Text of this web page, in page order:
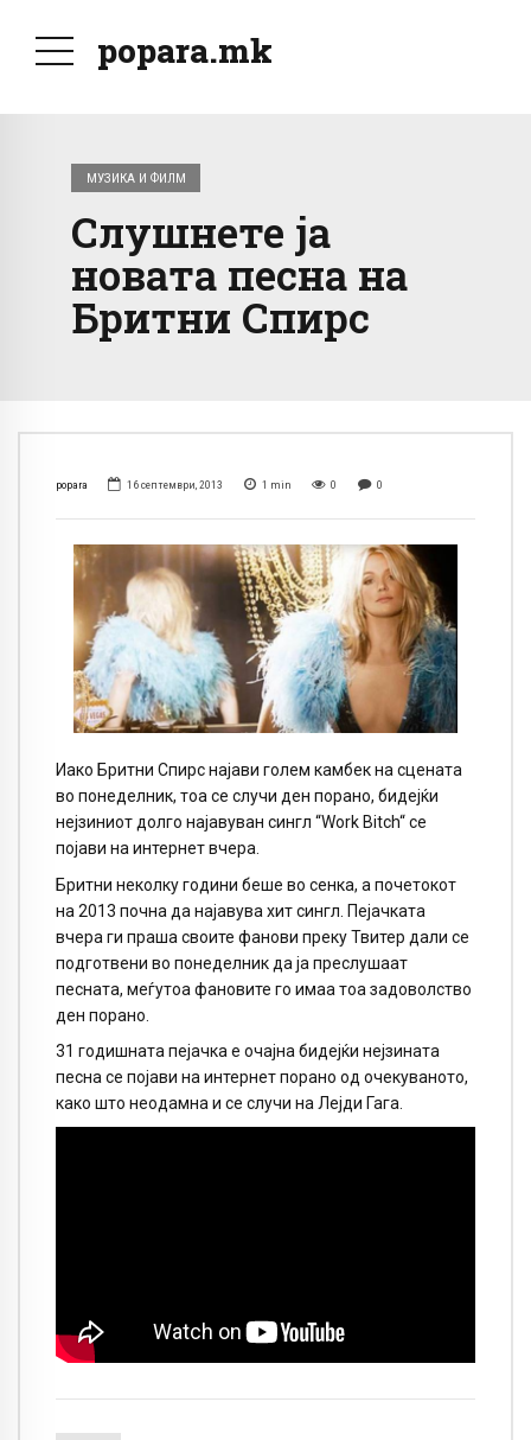
popara.mk
МУЗИКА И ФИЛМ
Слушнете ја
новата песна на
Бритни Спирс
popara 16 септември, 2013 1 min 0 0
Иако Бритни Спирс најави голем камбек на сцената
во понеделник, тоа се случи ден порано, бидејќи
нејзиниот долго најавуван сингл “Work Bitch“ се
појави на интернет вчера.
Бритни неколку години беше во сенка, а почетокот
на 2013 почна да најавува хит сингл. Пејачката
вчера ги праша своите фанови преку Твитер дали се
подготвени во понеделник да ја преслушаат
песната, меѓутоа фановите го имаа тоа задоволство
ден порано.
31 годишната пејачка е очајна бидејќи нејзината
песна се појави на интернет порано од очекуваното,
како што неодамна и се случи на Лејди Гага.